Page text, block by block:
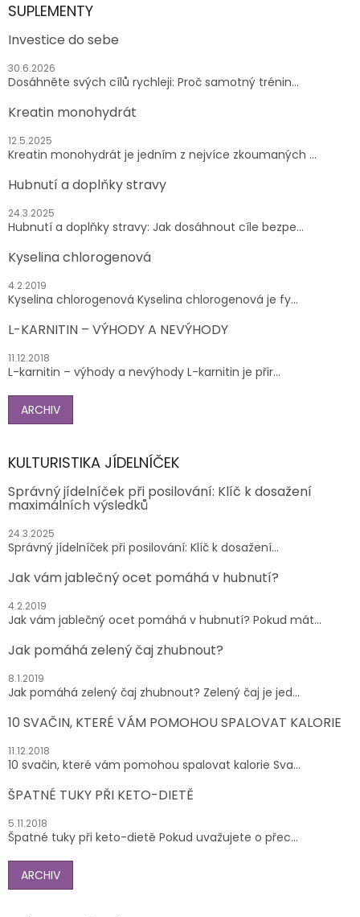
SUPLEMENTY
Investice do sebe
30.6.2026
Dosáhněte svých cílů rychleji: Proč samotný trénin...
Kreatin monohydrát
12.5.2025
Kreatin monohydrát je jedním z nejvíce zkoumaných ...
Hubnutí a doplňky stravy
24.3.2025
Hubnutí a doplňky stravy: Jak dosáhnout cíle bezpe...
Kyselina chlorogenová
4.2.2019
Kyselina chlorogenová Kyselina chlorogenová je fy...
L-KARNITIN – VÝHODY A NEVÝHODY
11.12.2018
L-karnitin – výhody a nevýhody L-karnitin je přir...
ARCHIV
KULTURISTIKA JÍDELNÍČEK
Správný jídelníček při posilování: Klíč k dosažení
maximálních výsledků
24.3.2025
Správný jídelníček při posilování: Klíč k dosažení...
Jak vám jablečný ocet pomáhá v hubnutí?
4.2.2019
Jak vám jablečný ocet pomáhá v hubnutí? Pokud mát...
Jak pomáhá zelený čaj zhubnout?
8.1.2019
Jak pomáhá zelený čaj zhubnout? Zelený čaj je jed...
10 SVAČIN, KTERÉ VÁM POMOHOU SPALOVAT KALORIE
11.12.2018
10 svačin, které vám pomohou spalovat kalorie Sva...
ŠPATNÉ TUKY PŘI KETO-DIETĚ
5.11.2018
Špatné tuky při keto-dietě Pokud uvažujete o přec...
ARCHIV